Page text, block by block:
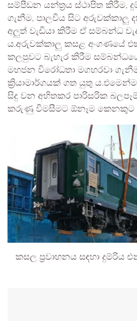
සම්පීඩන යන්ත්‍රය ස්ථාපිත කිරීම,
ගැනීම, පාලවිය සිට අරුවක්කාලු
අලුත් වැඩියා කිරීම ඒ සම්බන්ධ
ය.අරුවක්කාලු කසළ අංගණයේ
කලපුවට බැහැර කිරීම
මහජන විරෝධතා මගහරවා
ක්‍රියාමාර්ගයක් ගත යුතු
සිදු වන අහිතකර පාරිසරික
කරුණු විමසීමට ඕනෑම කෙනකුට
කසල ප්‍රවාහනය සඳහා දුම්රිය